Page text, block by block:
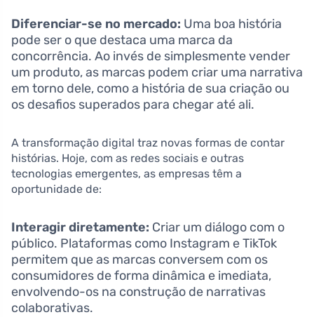
Diferenciar-se no mercado: Uma boa história
pode ser o que destaca uma marca da
concorrência. Ao invés de simplesmente vender
um produto, as marcas podem criar uma narrativa
em torno dele, como a história de sua criação ou
os desafios superados para chegar até ali.
A transformação digital traz novas formas de contar
histórias. Hoje, com as redes sociais e outras
tecnologias emergentes, as empresas têm a
oportunidade de:
Interagir diretamente: Criar um diálogo com o
público. Plataformas como Instagram e TikTok
permitem que as marcas conversem com os
consumidores de forma dinâmica e imediata,
envolvendo-os na construção de narrativas
colaborativas.